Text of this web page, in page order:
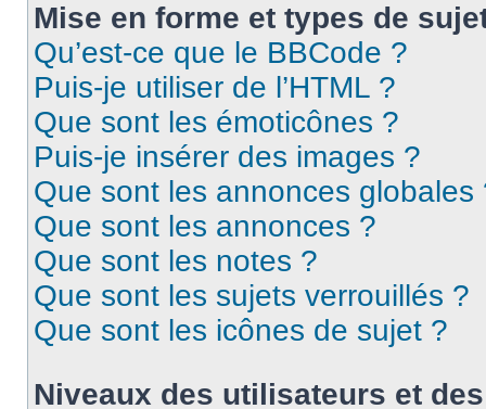
Mise en forme et types de
Qu’est-ce que le BBCode ?
Puis-je utiliser de l’HTML ?
Que sont les émoticônes ?
Puis-je insérer des images ?
Que sont les annonces globales
Que sont les annonces ?
Que sont les notes ?
Que sont les sujets verrouillés ?
Que sont les icônes de sujet ?
Niveaux des utilisateurs et